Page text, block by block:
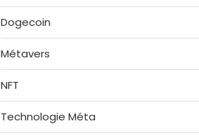
Dogecoin
Métavers
NFT
Technologie Méta